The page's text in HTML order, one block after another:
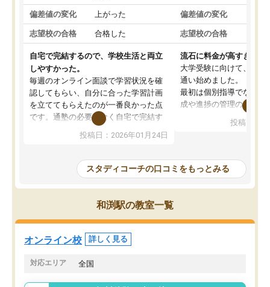
偏差値の変化 上がった
志望校の合格 合格した
自宅で完結するので、学校生活と両立
しやすかった。
毎週のオンライン面談で学習状況を確
認してもらい、自分に合った学習計画
を立ててもらえたのが一番良かった点
です。通塾の必要がなく自宅で完結す
たです。コーチが現役大学生で相談し
安も気軽に話せました。勉強習慣が身
についたと感じています。また、チャ
ットで質問できるのも便利でした。一
人では迷いがちだった受験勉強を、最
だと思います。
投稿日：2026年01月24日
偏差値の変化
志望校の合格
流石に料金が高すぎる
大学受験に向けて、高2
通い始めました。
最初は個別指導でなく、
成や進捗の管理のみのコ
じ個別指導コースに変更
性が良くなかったです。
モチベーションが上がら
にやめてしまいました。
の方の予定が空いていな
投稿日：
スタディコーチの口コミをもっとみる
和渕駅の教室一覧
オンライン校 詳しく見る
対応エリア 全国